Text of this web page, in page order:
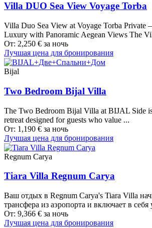
Villa DUO Sea View Voyage Torba
Villa Duo Sea View at Voyage Torba Private
Luxury with Panoramic Aegean Views The
От: 2,250 € за ночь
Лучшая цена для бронирования
Bijal
Two Bedroom Bijal Villa
The Two Bedroom Bijal Villa at BIJAL Side
retreat designed for guests who value ...
От: 1,190 € за ночь
Лучшая цена для бронирования
Regnum Carya
Tiara Villa Regnum Carya
Ваш отдых в Regnum Carya's Tiara Villa
трансфера из аэропорта и включает в себя
От: 9,366 € за ночь
Лучшая цена для бронирования